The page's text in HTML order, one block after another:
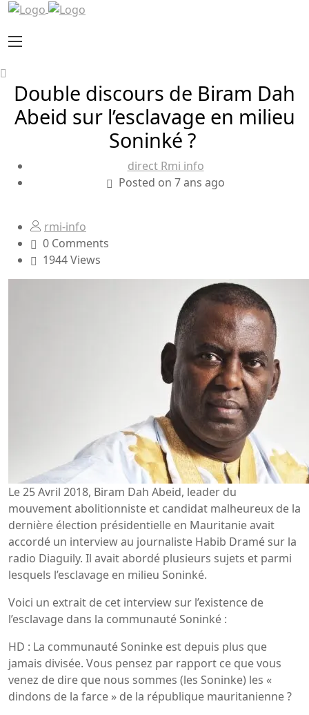
Double discours de Biram Dah
Abeid sur l’esclavage en milieu
Soninké ?
direct Rmi info
Posted on 7 ans ago
rmi-info
0 Comments
1944 Views
Le 25 Avril 2018, Biram Dah Abeid, leader du
mouvement abolitionniste et candidat malheureux de la
dernière élection présidentielle en Mauritanie avait
accordé un interview au journaliste Habib Dramé sur la
radio Diaguily. Il avait abordé plusieurs sujets et parmi
lesquels l’esclavage en milieu Soninké.
Voici un extrait de cet interview sur l’existence de
l’esclavage dans la communauté Soninké :
HD : La communauté Soninke est depuis plus que
jamais divisée. Vous pensez par rapport ce que vous
venez de dire que nous sommes (les Soninke) les «
dindons de la farce » de la république mauritanienne ?